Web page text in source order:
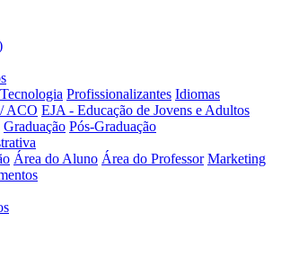
Profissionalizantes Idiomas
ACO EJA - Educação de Jovens e Adultos
Graduação Pós-Graduação
Área do Aluno Área do Professor Marketing